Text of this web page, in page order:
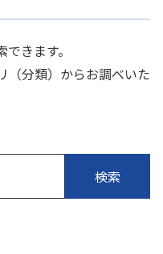
きます。
（分類）からお調べいた